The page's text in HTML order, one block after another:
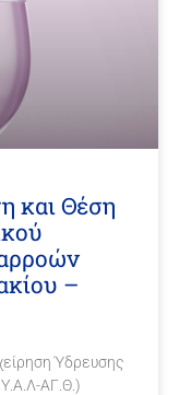
και Θέση
–
Ύδρευσης
ΑΓ.Θ.)